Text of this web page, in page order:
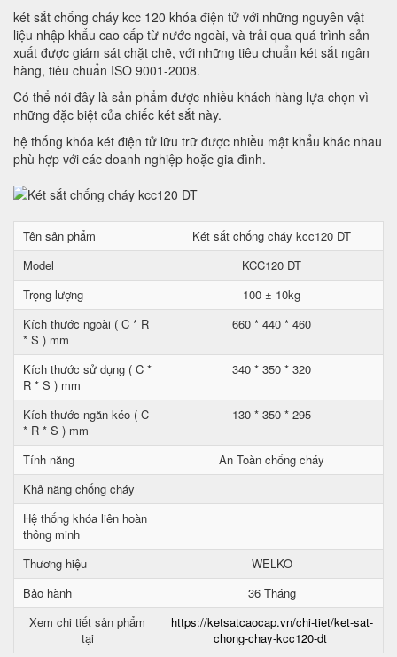
két sắt chống cháy kcc 120 khóa điện tử với những nguyên vật
liệu nhập khẩu cao cấp từ nước ngoài, và trải qua quá trình sản
xuất được giám sát chặt chẽ, với những tiêu chuẩn két sắt ngân
hàng, tiêu chuẩn ISO 9001-2008.
Có thể nói đây là sản phẩm được nhiều khách hàng lựa chọn vì
những đặc biệt của chiếc két sắt này.
hệ thống khóa két điện tử lữu trữ được nhiều mật khẩu khác nhau
phù hợp với các doanh nghiệp hoặc gia đình.
Tên sản phẩm
Két sắt chống cháy kcc120 DT
Model
KCC120 DT
Trọng lượng
100 ± 10kg
Kích thước ngoài ( C * R
* S ) mm
660 * 440 * 460
Kích thước sử dụng ( C *
R * S ) mm
340 * 350 * 320
Kích thước ngăn kéo ( C
* R * S ) mm
130 * 350 * 295
Tính năng
An Toàn chống cháy
Khả năng chống cháy
Hệ thống khóa liên hoàn
thông minh
Thương hiệu
WELKO
Bảo hành
36 Tháng
Xem chi tiết sản phẩm
tại
https://ketsatcaocap.vn/chi-tiet/ket-sat-
chong-chay-kcc120-dt